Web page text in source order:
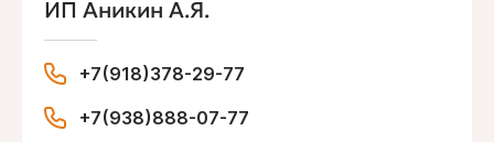
ИП Аникин А.Я.
+7(918)378-29-77
+7(938)888-07-77